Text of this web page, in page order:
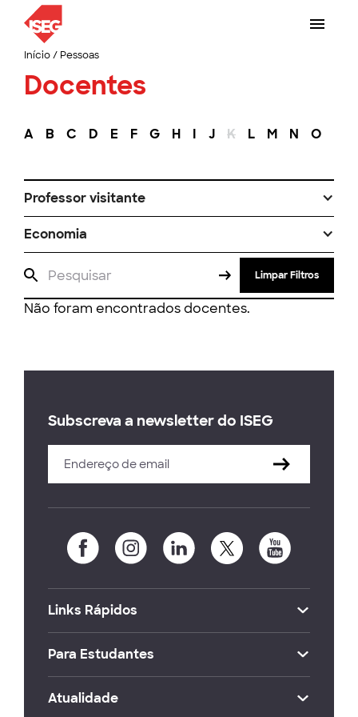
Início/ Pessoas
Docentes
A B C D E F G H I J K L M N O
Professor visitante
Economia
Limpar Filtros
Não foram encontrados docentes.
Subscreva a newsletter do ISEG
Links Rápidos
Para Estudantes
Atualidade